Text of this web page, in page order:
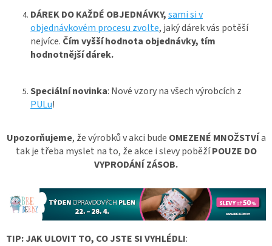
DÁREK DO KAŽDÉ OBJEDNÁVKY,sami si v
objednávkovém procesu zvolte, jaký dárek vás potěší
nejvíce. Čím vyšší hodnota objednávky, tím
hodnotnější dárek.
Speciální novinka: Nové vzory na všech výrobcích z
PULu!
Upozorňujeme, že výrobků v akci bude OMEZENÉ MNOŽSTVÍa
tak je třeba myslet na to, že akce i slevy poběžíPOUZE DO
VYPRODÁNÍ ZÁSOB.
TIP: JAK ULOVIT TO, CO JSTE SI VYHLÉDLI: